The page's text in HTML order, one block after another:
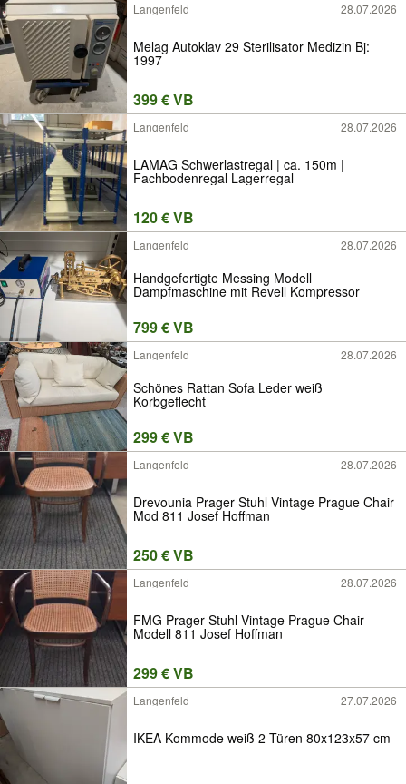
Langenfeld 28.07.2026
Melag Autoklav 29 Sterilisator Medizin Bj:
1997
399 € VB
Langenfeld 28.07.2026
LAMAG Schwerlastregal | ca. 150m |
Fachbodenregal Lagerregal
120 € VB
Langenfeld 28.07.2026
Handgefertigte Messing Modell
Dampfmaschine mit Revell Kompressor
799 € VB
Langenfeld 28.07.2026
Schönes Rattan Sofa Leder weiß
Korbgeflecht
299 € VB
Langenfeld 28.07.2026
Drevounia Prager Stuhl Vintage Prague Chair
Mod 811 Josef Hoffman
250 € VB
Langenfeld 28.07.2026
FMG Prager Stuhl Vintage Prague Chair
Modell 811 Josef Hoffman
299 € VB
Langenfeld 27.07.2026
IKEA Kommode weiß 2 Türen 80x123x57 cm